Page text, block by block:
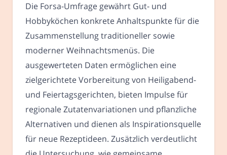
Die Forsa-Umfrage gewährt Gut- und
Hobbyköchen konkrete Anhaltspunkte für die
Zusammenstellung traditioneller sowie
moderner Weihnachtsmenüs. Die
ausgewerteten Daten ermöglichen eine
zielgerichtete Vorbereitung von Heiligabend-
und Feiertagsgerichten, bieten Impulse für
regionale Zutatenvariationen und pflanzliche
Alternativen und dienen als Inspirationsquelle
für neue Rezeptideen. Zusätzlich verdeutlicht